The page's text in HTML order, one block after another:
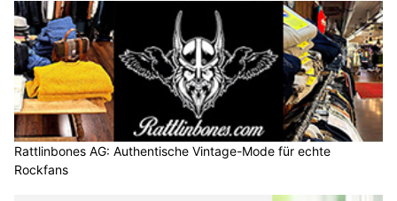
Rattlinbones AG: Authentische Vintage-Mode für echte
Rockfans